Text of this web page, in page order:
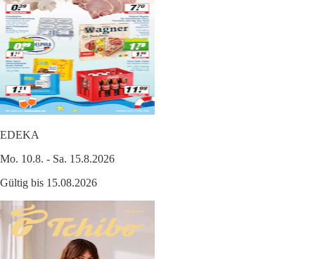
EDEKA
Mo. 10.8. - Sa. 15.8.2026
Gültig bis 15.08.2026